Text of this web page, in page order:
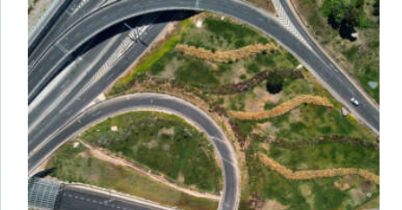
aber
schon
heute
im
Wettbewerb
um
die
besten
Talente
nutzen.